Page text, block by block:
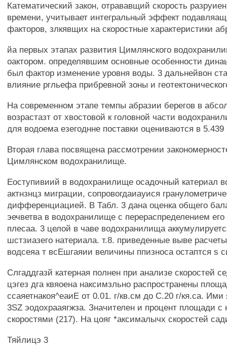
Катематический закон, отрававщий скорость
времени, учитывает интегральный эффект
факторов, злкявщих на скоростные характеристики
йа первых этапах развития Цимлянского
оактором. определявшим основные особенности
был фактор изменение уровня воды. 3 дальнейвон
влияние ргльефа прибревной зоны и
На современном этапе темпы абразии берегов в
возрастазт от хвостовой к головной части
для водоема езегоднне поставки оцениваются в 5.439
Вторая глава посвящена рассмотрении
Цимлянском водохранилище.
Еоступивиий в водохранилище осадочный катериал
актнзнцз миграции, сопровогдаиауися
дифференциацией. В Табл. 3 дана оценка общего
эечветва в водохранилище с перераспределением
плесаа. 3 целой в чаве водохранилища
шстзиазего натериала. т.8. приведенные выве
водсеяа т всЕшгаяии величины ппизноса остаптся s
Слгаддгазй катерная полнен при анализе скоростей
цэгез дга квяоена наксимзльно распространены
ссаяетнакоя^еаиЕ от 0.01. г/кв.см до С.20 г/кя.са. Ими
3SZ эодохрааягжза. Значителен и процент площади с
скоростями (217). На цояг *аксималычх скоростей
Тяйлицэ 3